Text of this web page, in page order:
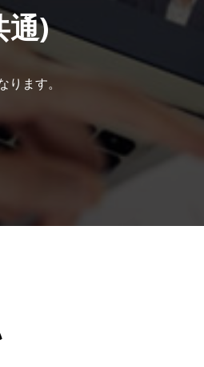
通)
ます。